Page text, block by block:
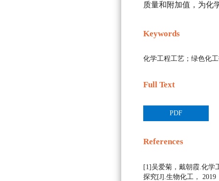
质量和附加值，为化
Keywords
化学工程工艺；绿色化
Full Text
PDF
References
[1]吴爱菊，戴朝霞.化学
探究[J].生物化工， 2019